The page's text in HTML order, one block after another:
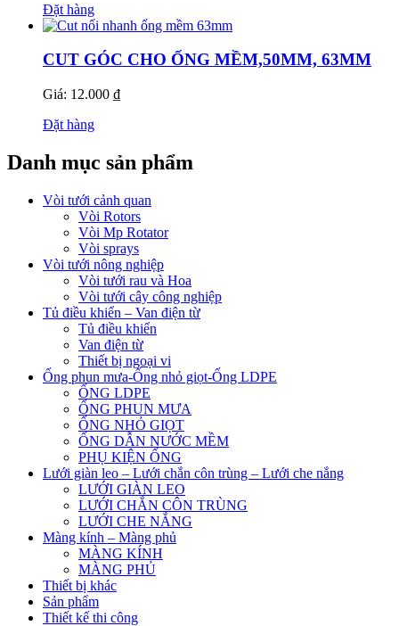
Đặt hàng
CUT GÓC CHO ỐNG MỀM,50MM, 63MM
Giá: 12.000 ₫
Đặt hàng
Danh mục sản phẩm
Vòi tưới cảnh quan
Vòi Rotors
Vòi Mp Rotator
Vòi sprays
Vòi tưới nông nghiệp
Vòi tưới rau và Hoa
Vòi tưới cây công nghiệp
Tủ điều khiển – Van điện từ
Tủ điều khiển
Van điện từ
Thiết bị ngoại vi
Ống phun mưa-Ống nhỏ giọt-Ống LDPE
ỐNG LDPE
ỐNG PHUN MƯA
ỐNG NHỎ GIỌT
ỐNG DẪN NƯỚC MỀM
PHỤ KIỆN ỐNG
Lưới giàn leo – Lưới chắn côn trùng – Lưới che nắng
LƯỚI GIÀN LEO
LƯỚI CHẮN CÔN TRÙNG
LƯỚI CHE NẮNG
Màng kính – Màng phủ
MÀNG KÍNH
MÀNG PHỦ
Thiết bị khác
Sản phẩm
Thiết kế thi công